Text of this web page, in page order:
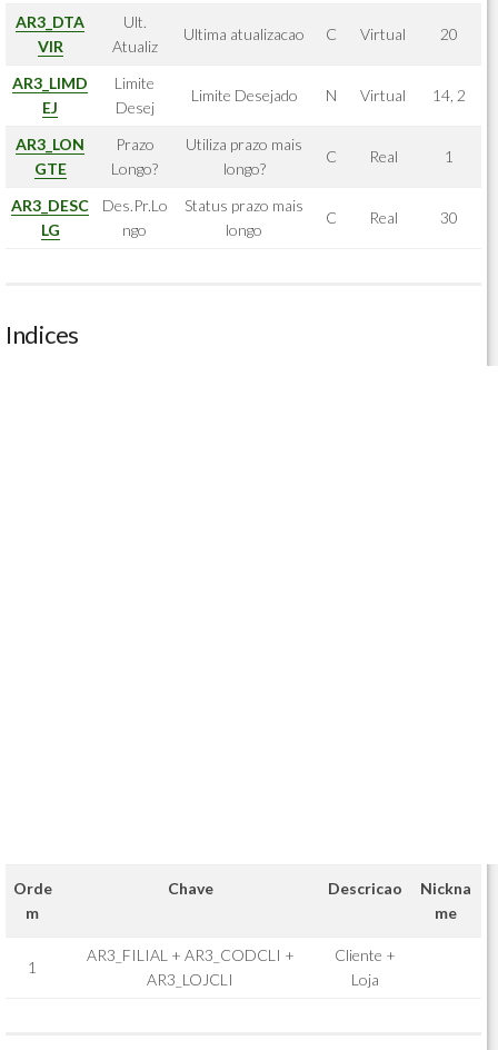
AR3_DTA
VIR
Ult.
Atualiz
Ultima atualizacao C Virtual 20
AR3_LIMD
EJ
Limite
Desej
Limite Desejado N Virtual 14, 2
AR3_LON
GTE
Prazo
Longo?
Utiliza prazo mais
longo?
C Real 1
AR3_DESC
LG
Des.Pr.Lo
ngo
Status prazo mais
longo
C Real 30
Indices
Orde
m
Chave Descricao
Nickna
me
1
AR3_FILIAL + AR3_CODCLI +
AR3_LOJCLI
Cliente +
Loja